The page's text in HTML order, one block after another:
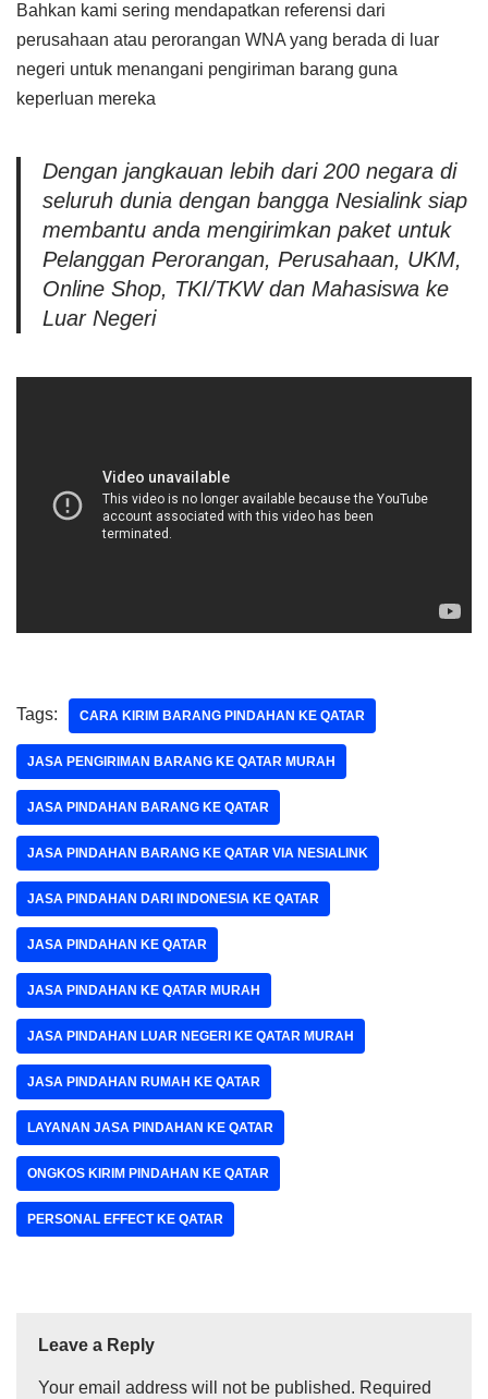
Bahkan kami sering mendapatkan referensi dari
perusahaan atau perorangan WNA yang berada di luar
negeri untuk menangani pengiriman barang guna
keperluan mereka
Dengan jangkauan lebih dari 200 negara di
seluruh dunia dengan bangga Nesialink siap
membantu anda mengirimkan paket untuk
Pelanggan Perorangan, Perusahaan, UKM,
Online Shop, TKI/TKW dan Mahasiswa ke
Luar Negeri
Tags: CARA KIRIM BARANG PINDAHAN KE QATAR
JASA PENGIRIMAN BARANG KE QATAR MURAH
JASA PINDAHAN BARANG KE QATAR
JASA PINDAHAN BARANG KE QATAR VIA NESIALINK
JASA PINDAHAN DARI INDONESIA KE QATAR
JASA PINDAHAN KE QATAR
JASA PINDAHAN KE QATAR MURAH
JASA PINDAHAN LUAR NEGERI KE QATAR MURAH
JASA PINDAHAN RUMAH KE QATAR
LAYANAN JASA PINDAHAN KE QATAR
ONGKOS KIRIM PINDAHAN KE QATAR
PERSONAL EFFECT KE QATAR
Leave a Reply
Your email address will not be published. Required